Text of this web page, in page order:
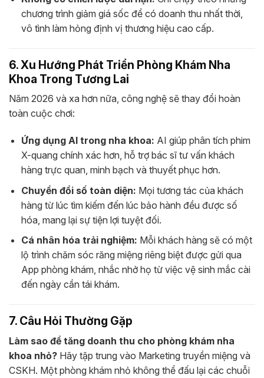
chương trình giảm giá sốc để có doanh thu nhất thời,
vô tình làm hỏng định vị thương hiệu cao cấp.
6. Xu Hướng Phát Triển Phòng Khám Nha
Khoa Trong Tương Lai
Năm 2026 và xa hơn nữa, công nghệ sẽ thay đổi hoàn
toàn cuộc chơi:
Ứng dụng AI trong nha khoa: AI giúp phân tích phim
X-quang chính xác hơn, hỗ trợ bác sĩ tư vấn khách
hàng trực quan, minh bạch và thuyết phục hơn.
Chuyển đổi số toàn diện: Mọi tương tác của khách
hàng từ lúc tìm kiếm đến lúc bảo hành đều được số
hóa, mang lại sự tiện lợi tuyệt đối.
Cá nhân hóa trải nghiệm: Mỗi khách hàng sẽ có một
lộ trình chăm sóc răng miệng riêng biệt được gửi qua
App phòng khám, nhắc nhở họ từ việc vệ sinh mắc cài
đến ngày cần tái khám.
7. Câu Hỏi Thường Gặp
Làm sao để tăng doanh thu cho phòng khám nha
khoa nhỏ? Hãy tập trung vào Marketing truyền miệng và
CSKH. Một phòng khám nhỏ không thể đấu lại các chuỗi